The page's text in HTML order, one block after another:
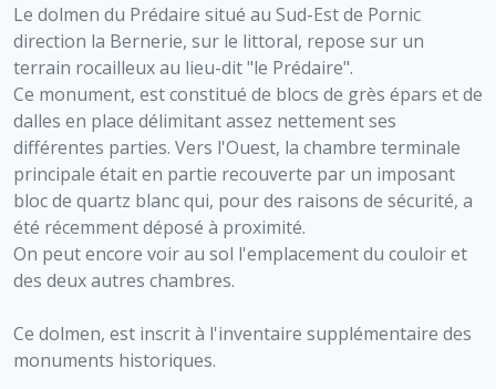
Le dolmen du Prédaire situé au Sud-Est de Pornic
direction la Bernerie, sur le littoral, repose sur un
terrain rocailleux au lieu-dit "le Prédaire".
Ce monument, est constitué de blocs de grès épars et de
dalles en place délimitant assez nettement ses
différentes parties. Vers l'Ouest, la chambre terminale
principale était en partie recouverte par un imposant
bloc de quartz blanc qui, pour des raisons de sécurité, a
été récemment déposé à proximité.
On peut encore voir au sol l'emplacement du couloir et
des deux autres chambres.
Ce dolmen, est inscrit à l'inventaire supplémentaire des
monuments historiques.